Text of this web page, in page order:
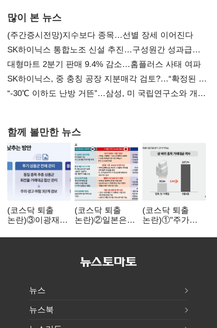
많이 본 뉴스
(주간증시전망)지수보다 종목…선별 장세 이어진다
SK하이닉스 통합노조 신설 추진…구성원간 성과급
불만 확산
대형마트 2분기 판매 9.4% 감소…홈플러스 사태 여파
SK하이닉스, 중 충칭 공장 지분매각 검토?…“확정된 바
없어”
“-30℃ 이하도 난방 거뜬”…삼성, 미 국립연구소와 개발
함께 볼만한 뉴스
(코스닥 퇴출
논란)③이광재
자동차 없애지는
(코스닥 퇴출
논란)②일본은
기다려주는데
퇴출?…
시간만으론
(코스닥 퇴출
논란)①"주가
옥토 태운다"…
뉴스
뉴스북